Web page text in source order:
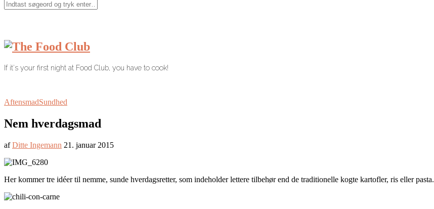
If it's your first night at Food Club, you have to cook!
AftensmadSundhed
Nem hverdagsmad
afDitte Ingemann 21. januar 2015
Her kommer tre idéer til nemme, sunde hverdagsretter, som indeholder lettere tilbehør end de traditionelle kogte kartofler, ris eller pasta.